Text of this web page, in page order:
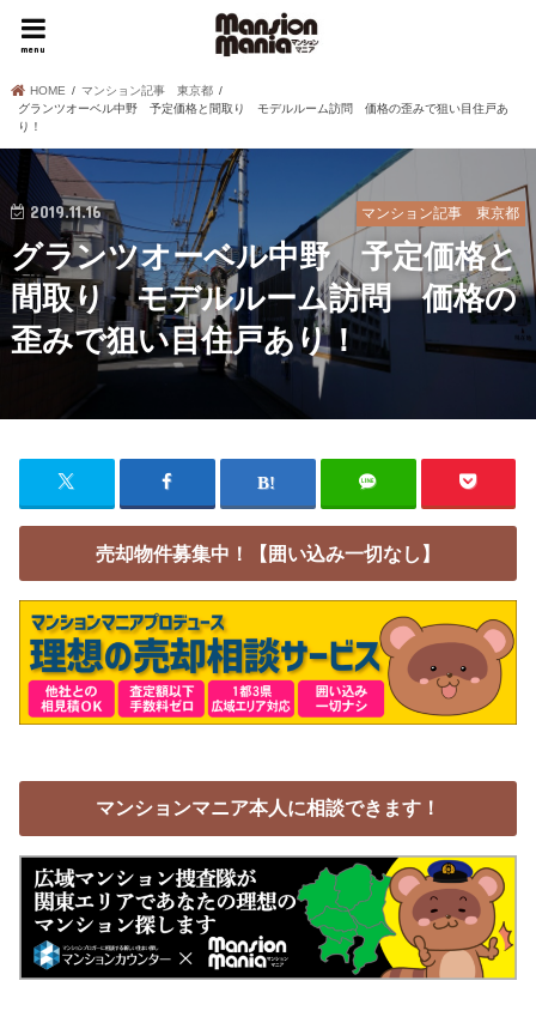
menu
HOME
マンション記事 東京都
グランツオーベル中野 予定価格と間取り モデルルーム訪問 価格の歪みで狙い目住戸あ
り！
マンション記事 東京都
2019.11.16
グランツオーベル中野 予定価格と
間取り モデルルーム訪問 価格の
歪みで狙い目住戸あり！
売却物件募集中！【囲い込み一切なし】
マンションマニア本人に相談できます！